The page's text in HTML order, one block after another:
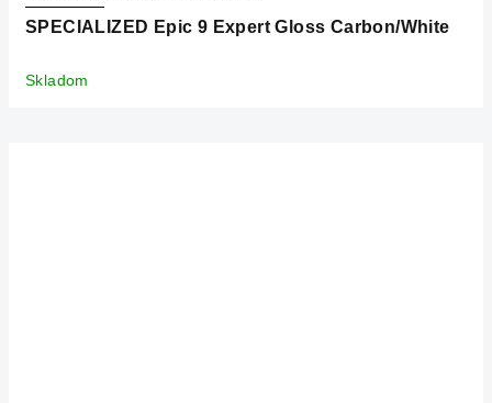
SPECIALIZED Epic 9 Expert Gloss Carbon/White
Skladom